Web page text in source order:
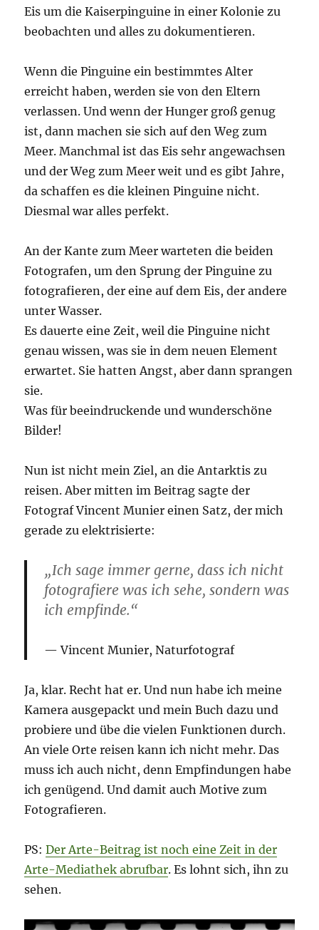
Eis um die Kaiserpinguine in einer Kolonie zu
beobachten und alles zu dokumentieren.
Wenn die Pinguine ein bestimmtes Alter
erreicht haben, werden sie von den Eltern
verlassen. Und wenn der Hunger groß genug
ist, dann machen sie sich auf den Weg zum
Meer. Manchmal ist das Eis sehr angewachsen
und der Weg zum Meer weit und es gibt Jahre,
da schaffen es die kleinen Pinguine nicht.
Diesmal war alles perfekt.
An der Kante zum Meer warteten die beiden
Fotografen, um den Sprung der Pinguine zu
fotografieren, der eine auf dem Eis, der andere
unter Wasser.
Es dauerte eine Zeit, weil die Pinguine nicht
genau wissen, was sie in dem neuen Element
erwartet. Sie hatten Angst, aber dann sprangen
sie.
Was für beeindruckende und wunderschöne
Bilder!
Nun ist nicht mein Ziel, an die Antarktis zu
reisen. Aber mitten im Beitrag sagte der
Fotograf Vincent Munier einen Satz, der mich
gerade zu elektrisierte:
„Ich sage immer gerne, dass ich nicht
fotografiere was ich sehe, sondern was
ich empfinde.“
Vincent Munier, Naturfotograf
Ja, klar. Recht hat er. Und nun habe ich meine
Kamera ausgepackt und mein Buch dazu und
probiere und übe die vielen Funktionen durch.
An viele Orte reisen kann ich nicht mehr. Das
muss ich auch nicht, denn Empfindungen habe
ich genügend. Und damit auch Motive zum
Fotografieren.
PS:Der Arte-Beitrag ist noch eine Zeit in der
Arte-Mediathek abrufbar. Es lohnt sich, ihn zu
sehen.